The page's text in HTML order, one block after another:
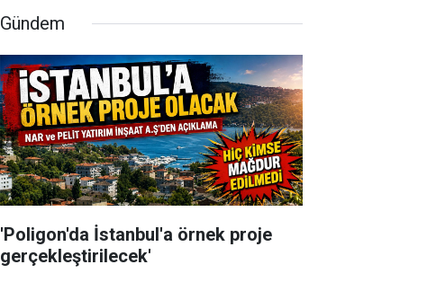
Gündem
'Poligon'da İstanbul'a örnek proje
gerçekleştirilecek'